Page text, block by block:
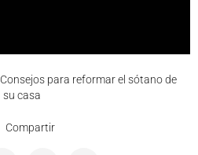
Consejos para reformar el sótano de
su casa
Compartir